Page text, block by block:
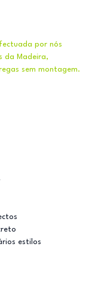
por nós
da Madeira,
sem montagem.
estilos